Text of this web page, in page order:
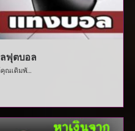
ฟุตบอล
ณเดิมพั...